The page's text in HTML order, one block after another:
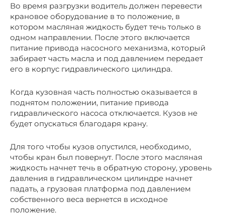
Во время разгрузки водитель должен перевести
крановое оборудование в то положение, в
котором масляная жидкость будет течь только в
одном направлении. После этого включается
питание привода насосного механизма, который
забирает часть масла и под давлением передает
его в корпус гидравлического цилиндра.
Когда кузовная часть полностью оказывается в
поднятом положении, питание привода
гидравлического насоса отключается. Кузов не
будет опускаться благодаря крану.
Для того чтобы кузов опустился, необходимо,
чтобы кран был повернут. После этого масляная
жидкость начнет течь в обратную сторону, уровень
давления в гидравлическом цилиндре начнет
падать, а грузовая платформа под давлением
собственного веса вернется в исходное
положение.